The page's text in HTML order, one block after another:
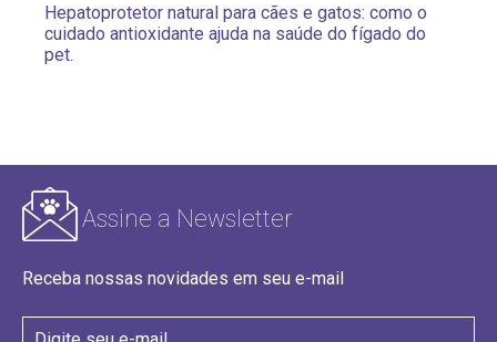
Hepatoprotetor natural para cães e gatos: como o
cuidado antioxidante ajuda na saúde do fígado do
pet.
Assine a Newsletter
Receba nossas novidades em seu e-mail